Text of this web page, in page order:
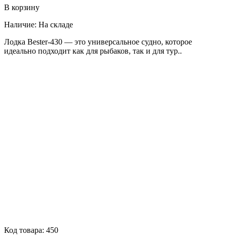
В корзину
Наличие: На складе
Лодка Bester-430 — это универсальное судно, которое
идеально подходит как для рыбаков, так и для тур..
Код товара: 450